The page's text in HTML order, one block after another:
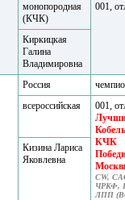
монопородная
(КЧК)
001,
Киркицкая
Галина
Владимировна
Россия
всероссийская
001,
КЧК
CW,
ЧРКФ,
ЛПП
Кизина Лариса
Яковлевна